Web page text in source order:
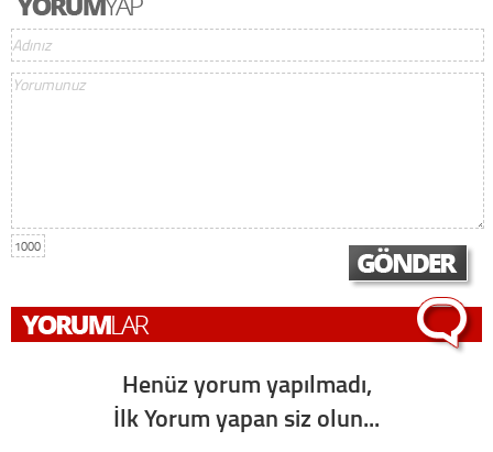
1000
Henüz yorum yapılmadı,
İlk Yorum yapan siz olun...